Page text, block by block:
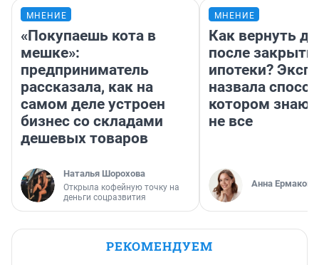
МНЕНИЕ
«Покупаешь кота в
мешке»:
предприниматель
рассказала, как на
самом деле устроен
бизнес со складами
дешевых товаров
Наталья Шорохова
Открыла кофейную точку на
деньги соцразвития
МНЕНИЕ
Как вернуть
после
ипотеки?
назвала
котором
не все
Анна Ермакова
РЕКОМЕНДУЕМ